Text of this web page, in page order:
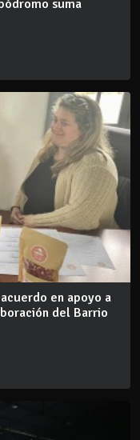
suma
en apoyo a
del Barrio